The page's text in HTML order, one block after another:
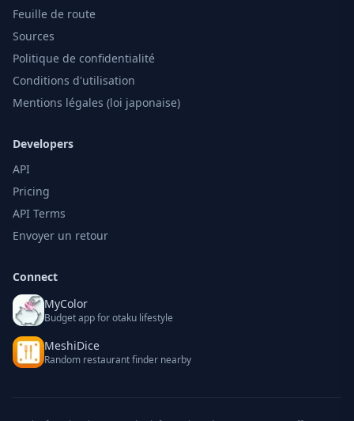
Feuille de route
Sources
Politique de confidentialité
Conditions d'utilisation
Mentions légales (loi japonaise)
Developers
API
Pricing
API Terms
Envoyer un retour
Connect
MyColor
Budget app for otaku lifestyle
MeshiDice
Random restaurant finder nearby